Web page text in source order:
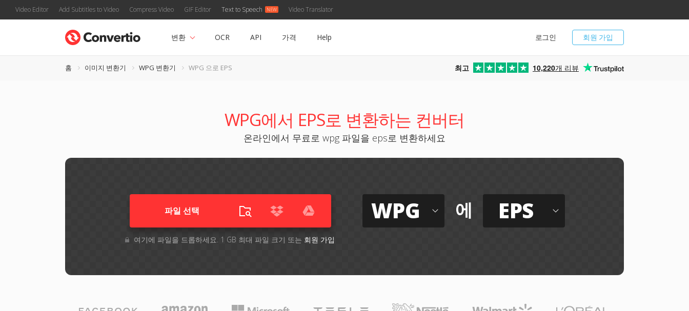
Video Editor Add Subtitles to Video Compress Video GIF Editor Text to Speech Video Translator
회원 가입
로그인
변환 OCR API 가격 Help
홈 이미지 변환기 WPG 변환기 WPG 으로 EPS 최고 10,220개 리뷰
WPG에서 EPS로 변환하는 컨버터
온라인에서 무료로 wpg 파일을 eps로 변환하세요
파일 선택
여기에 파일을 드롭하세요. 1 GB 최대 파일 크기 또는 회원 가입
WPG 에 EPS